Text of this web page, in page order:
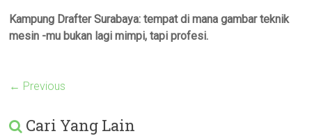
Kampung Drafter Surabaya: tempat di mana gambar teknik
mesin -mu bukan lagi mimpi, tapi profesi.
← Previous
Cari Yang Lain